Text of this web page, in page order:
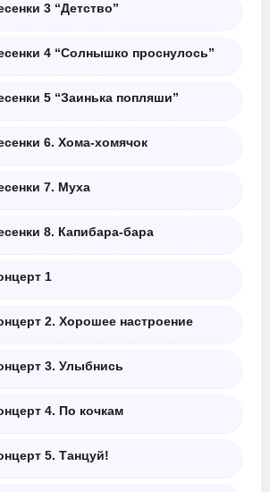
3 “Детство”
4 “Солнышко проснулось”
5 “Заинька попляши”
6. Хома-хомячок
7. Муха
8. Капибара-бара
1
2. Хорошее настроение
3. Улыбнись
4. По кочкам
5. Танцуй!